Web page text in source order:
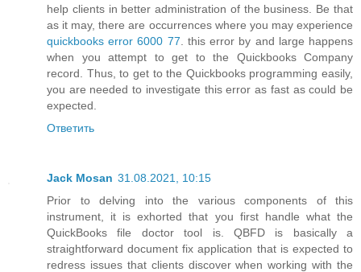
help clients in better administration of the business. Be that
as it may, there are occurrences where you may experience
quickbooks error 6000 77 . this error by and large happens
when you attempt to get to the Quickbooks Company
record. Thus, to get to the Quickbooks programming easily,
you are needed to investigate this error as fast as could be
expected.
Ответить
Jack Mosan 31.08.2021, 10:15
Prior to delving into the various components of this
instrument, it is exhorted that you first handle what the
QuickBooks file doctor tool is. QBFD is basically a
straightforward document fix application that is expected to
redress issues that clients discover when working with the